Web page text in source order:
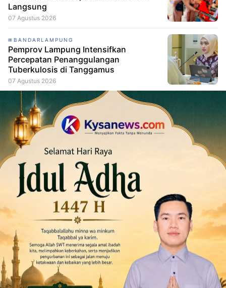
Langsung
07 Agustus 2026
BANDARLAMPUNG
Pemprov Lampung Intensifkan
Percepatan Penanggulangan
Tuberkulosis di Tanggamus
07 Agustus 2026